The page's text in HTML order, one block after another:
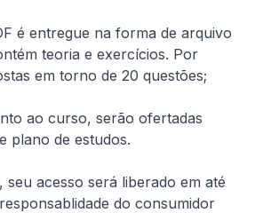
é entregue na forma de arquivo
teoria e exercícios. Por
em torno de 20 questões;
ao curso, serão ofertadas
plano de estudos.
seu acesso será liberado em até
do consumidor